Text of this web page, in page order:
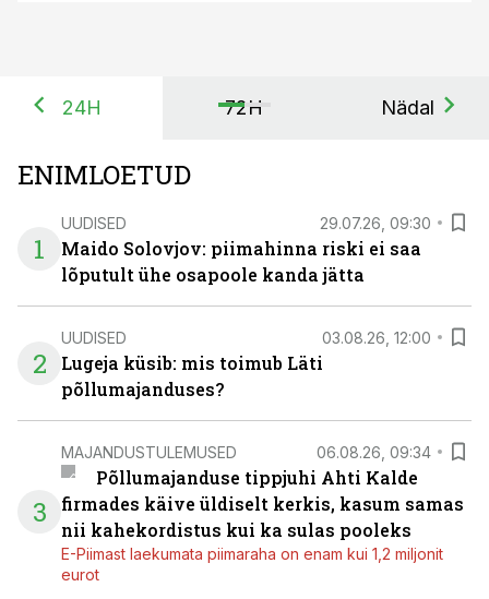
24H 72H Nädal
ENIMLOETUD
1
UUDISED 29.07.26, 09:30
Maido Solovjov: piimahinna riski ei saa
lõputult ühe osapoole kanda jätta
2
UUDISED 03.08.26, 12:00
Lugeja küsib: mis toimub Läti
põllumajanduses?
3
MAJANDUSTULEMUSED 06.08.26, 09:34
Põllumajanduse tippjuhi Ahti Kalde
firmades käive üldiselt kerkis, kasum samas
nii kahekordistus kui ka sulas pooleks
E-Piimast laekumata piimaraha on enam kui 1,2 miljonit
eurot